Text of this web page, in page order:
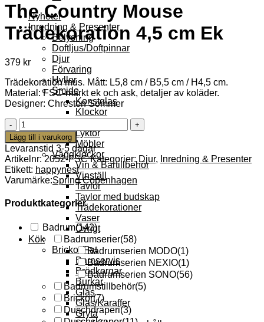
Nyheter
Inredning & Presenter
Belysning
Doftljus/Doftpinnar
Djur
Förvaring
Hyllor
Smide
Konstglas
Klockor
Ledljus
Lyktor
Möbler
Väggklockor
Vin & Bartillbehör
Vinställ
Tavlor
Tavlor med budskap
Trädekorationer
Vaser
Övrigt
Kök
Brickor/Fat
Barnservis
Brödkorgar
Burkar
Glas
Glas/Karaffer
Gryta
The Country Mouse
Trädekoration 4,5 cm Ek
379 kr
Trädekoration mus. Mått: L5,8 cm / B5,5 cm / H4,5 cm.
Material: FSC-märkt ek och ask, detaljer av koläder.
Designer: Chresten Sommer
The
Country
Mouse
Trädekoration
4,5
cm
Ek
mängd
Lägg till i varukorg
Levaranstid 3-5 dagar
Artikelnr:2052-FSC Kategorier: Djur, Inredning & Presenter
Etikett: happynest
Varumärke:Spring Copenhagen
Produktkategorier
Badrum(142)
Badrumserier(58)
Badrumserien MODO(1)
Badrumserien NEXIO(1)
Badrumserien SONO(56)
Badrumstillbehör(5)
Brickor(7)
Duschdraperi(3)